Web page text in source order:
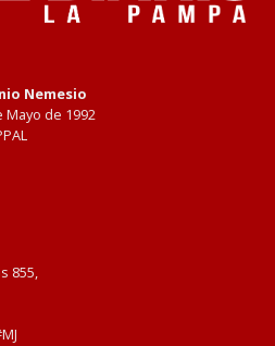
Nemesio
de 1992
855,